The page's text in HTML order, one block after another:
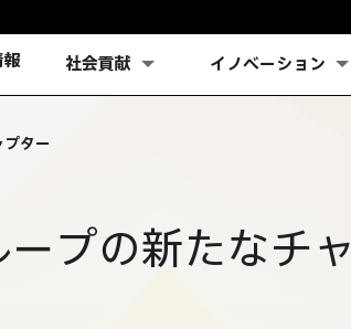
社会貢献 イノベーション
ター
プの新たなチャ